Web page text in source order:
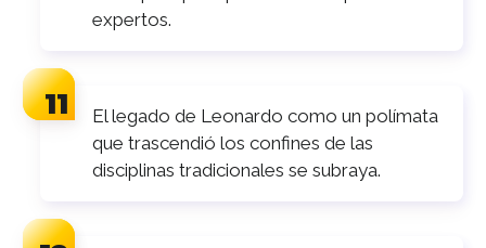
expertos.
El legado de Leonardo como un polímata
que trascendió los confines de las
disciplinas tradicionales se subraya.